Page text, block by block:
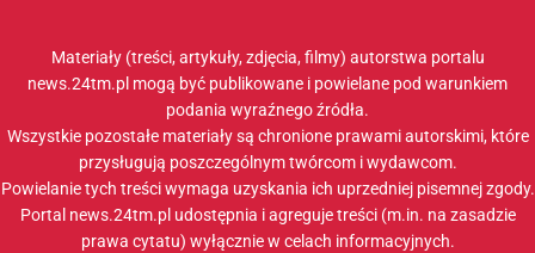
Materiały (treści, artykuły, zdjęcia, filmy) autorstwa portalu
news.24tm.pl mogą być publikowane i powielane pod warunkiem
podania wyraźnego źródła.
Wszystkie pozostałe materiały są chronione prawami autorskimi, które
przysługują poszczególnym twórcom i wydawcom.
Powielanie tych treści wymaga uzyskania ich uprzedniej pisemnej zgody.
Portal news.24tm.pl udostępnia i agreguje treści (m.in. na zasadzie
prawa cytatu) wyłącznie w celach informacyjnych.